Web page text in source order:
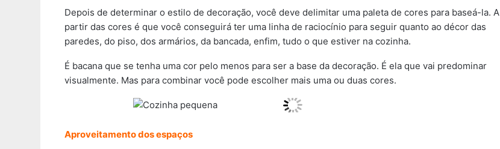
Depois de determinar o estilo de decoração, você deve delimitar uma paleta de cores para baseá-la. A
partir das cores é que você conseguirá ter uma linha de raciocínio para seguir quanto ao décor das
paredes, do piso, dos armários, da bancada, enfim, tudo o que estiver na cozinha.
É bacana que se tenha uma cor pelo menos para ser a base da decoração. É ela que vai predominar
visualmente. Mas para combinar você pode escolher mais uma ou duas cores.
Aproveitamento dos espaços